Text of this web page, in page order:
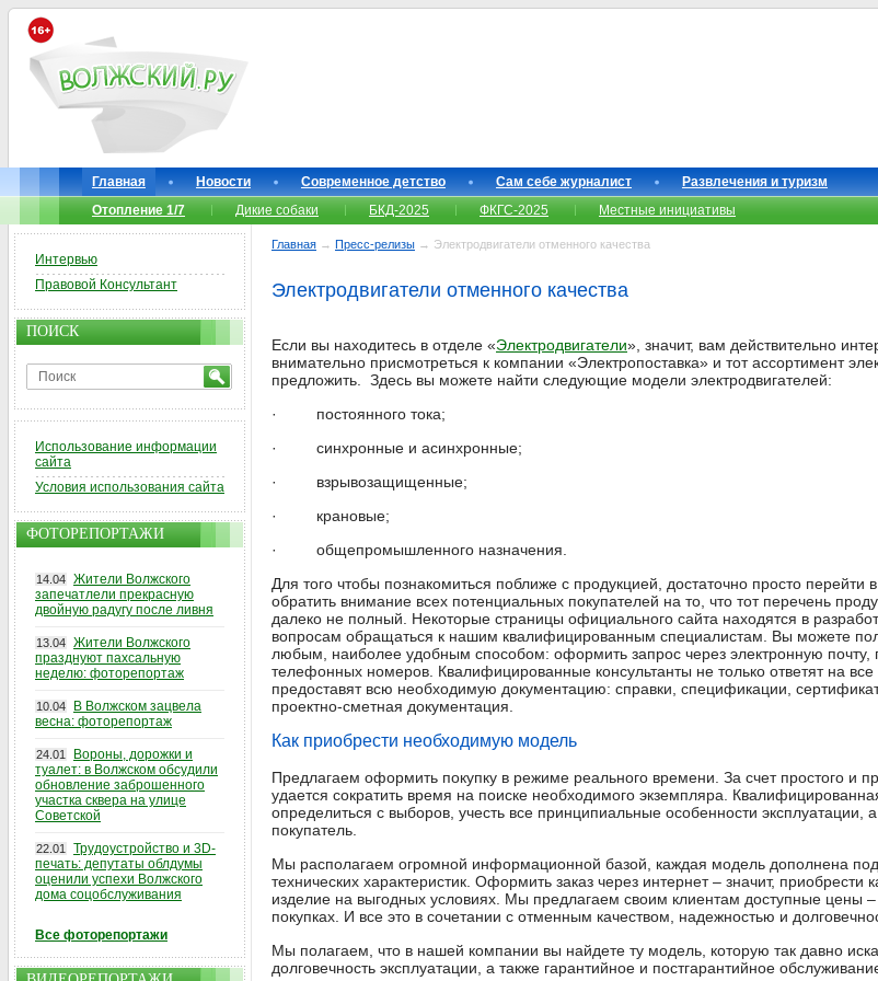
Главная Новости Современное детство Сам себе журналист
Развлечения и туризм
Отопление 1/7
Дикие собаки БКД-2025 ФКГС-2025 Местные инициативы
Главная → Пресс-релизы → Электродвигатели отменного качества
Электродвигатели отменного качества
Если вы находитесь в отделе «Электродвигатели», значит, вам действительно
внимательно присмотреться к компании «Электропоставка» и тот ассортимент
предложить. Здесь вы можете найти следующие модели электродвигателей:
· постоянного тока;
· синхронные и асинхронные;
· взрывозащищенные;
· крановые;
· общепромышленного назначения.
Для того чтобы познакомиться поближе с продукцией, достаточно просто перейти
обратить внимание всех потенциальных покупателей на то, что тот перечень
далеко не полный. Некоторые страницы официального сайта находятся в
вопросам обращаться к нашим квалифицированным специалистам. Вы можете
любым, наиболее удобным способом: оформить запрос через электронную почту,
телефонных номеров. Квалифицированные консультанты не только ответят на
предоставят всю необходимую документацию: справки, спецификации,
проектно-сметная документация.
Как приобрести необходимую модель
Предлагаем оформить покупку в режиме реального времени. За счет простого и
удается сократить время на поиске необходимого экземпляра.
определиться с выборов, учесть все принципиальные особенности эксплуатации,
покупатель.
Мы располагаем огромной информационной базой, каждая модель дополнена
технических характеристик. Оформить заказ через интернет – значит, приобрести
изделие на выгодных условиях. Мы предлагаем своим клиентам доступные цены –
покупках. И все это в сочетании с отменным качеством, надежностью и
Мы полагаем, что в нашей компании вы найдете ту модель, которую так давно
долговечность эксплуатации, а также гарантийное и постгарантийное
Интервью
Правовой Консультант
ПОИСК
Использование информации
сайта
Условия использования сайта
ФОТОРЕПОРТАЖИ
14.04 Жители Волжского
запечатлели прекрасную
двойную радугу после ливня
13.04 Жители Волжского
празднуют пахсальную
неделю: фоторепортаж
10.04
В Волжском зацвела
весна: фоторепортаж
24.01
Вороны, дорожки и
туалет: в Волжском обсудили
обновление заброшенного
участка сквера на улице
Советской
22.01
Трудоустройство и 3D-
печать: депутаты облдумы
оценили успехи Волжского
дома соцобслуживания
Все фоторепортажи